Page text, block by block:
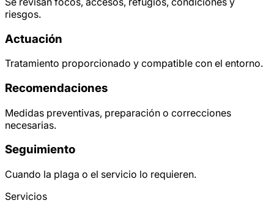
riesgos.
Actuación
Tratamiento proporcionado y compatible con el entorno.
Recomendaciones
Medidas preventivas, preparación o correcciones
necesarias.
Seguimiento
Cuando la plaga o el servicio lo requieren.
Servicios